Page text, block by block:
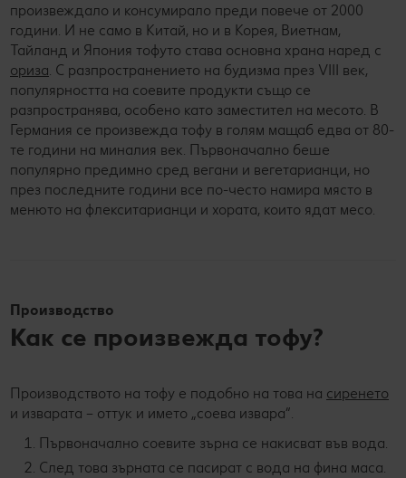
произвеждало и консумирало преди повече от 2000
години. И не само в Китай, но и в Корея, Виетнам,
Тайланд и Япония тофуто става основна храна наред с
ориза . С разпространението на будизма през VIII век,
популярността на соевите продукти също се
разпространява, особено като заместител на месото. В
Германия се произвежда тофу в голям мащаб едва от 80-
те години на миналия век. Първоначално беше
популярно предимно сред вегани и вегетарианци, но
през последните години все по-често намира място в
менюто на флекситарианци и хората, които ядат месо.
Производство
Как се произвежда тофу?
Производството на тофу е подобно на това на сиренето
и изварата – оттук и името „соева извара“.
Първоначално соевите зърна се накисват във вода.
След това зърната се пасират с вода на фина маса.